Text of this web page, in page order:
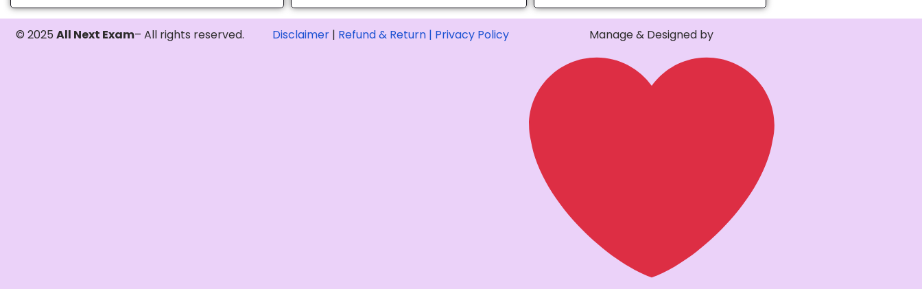
© 2025All Next Exam– All rights reserved. Disclaimer | Refund & Return | Privacy Policy Manage & Designed by